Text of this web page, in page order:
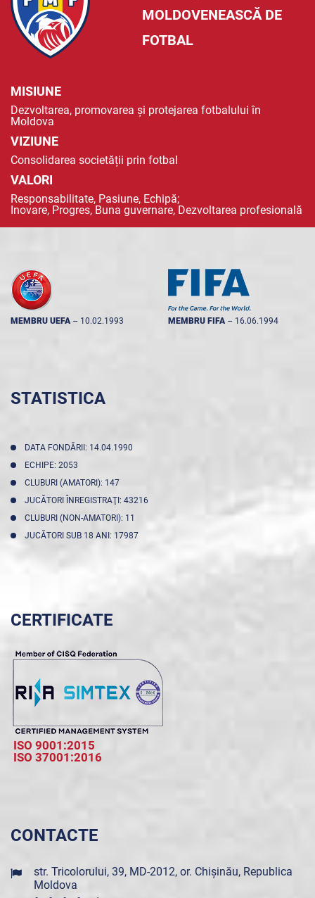
MOLDOVENEASCĂ DE
FOTBAL
MISIUNE
Dezvoltarea, promovarea și protejarea fotbalului în
Moldova
VIZIUNE
Consolidarea societății prin fotbal
VALORI
Responsabilitate, Pasiune, Echipă;
Inovare, Progres, Buna guvernare, Dezvoltarea profesională
MEMBRU UEFA -- 10.02.1993 MEMBRU FIFA -- 16.06.1994
STATISTICA
DATA FONDĂRII: 14.04.1990
ECHIPE: 2053
CLUBURI (AMATORI): 147
JUCĂTORI ÎNREGISTRAŢI: 43216
CLUBURI (NON-AMATORI): 11
JUCĂTORI SUB 18 ANI: 17987
CERTIFICATE
ISO 9001:2015
ISO 37001:2016
CONTACTE
str. Tricolorului, 39, MD-2012, or. Chișinău, Republica
Moldova